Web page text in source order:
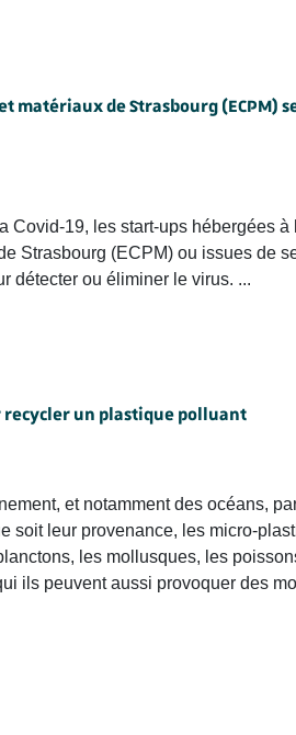
matériaux de Strasbourg (ECPM)
Covid-19, les start-ups hébergées à
Strasbourg (ECPM) ou issues de
détecter ou éliminer le virus. ...
un plastique polluant
et notamment des océans,
soit leur provenance, les micro-
les mollusques, les
ils peuvent aussi provoquer des